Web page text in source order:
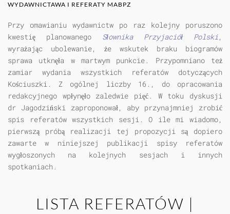
WYDAWNICTAWA I REFERATY MABPZ
Przy omawianiu wydawnictw po raz kolejny poruszono
kwestię planowanego Słownika Przyjaciół Polski,
wyrażając ubolewanie, że wskutek braku biogramów
sprawa utknęła w martwym punkcie. Przypomniano też
zamiar wydania wszystkich referatów dotyczących
Kościuszki. Z ogólnej liczby 16., do opracowania
redakcyjnego wpłynęło zaledwie pięć. W toku dyskusji
dr Jagodziński zaproponował, aby przynajmniej zrobić
spis referatów wszystkich sesji. O ile mi wiadomo,
pierwszą próbą realizacji tej propozycji są dopiero
zawarte w niniejszej publikacji spisy referatów
wygłoszonych na kolejnych sesjach i innych
spotkaniach.
LISTA REFERATÓW |